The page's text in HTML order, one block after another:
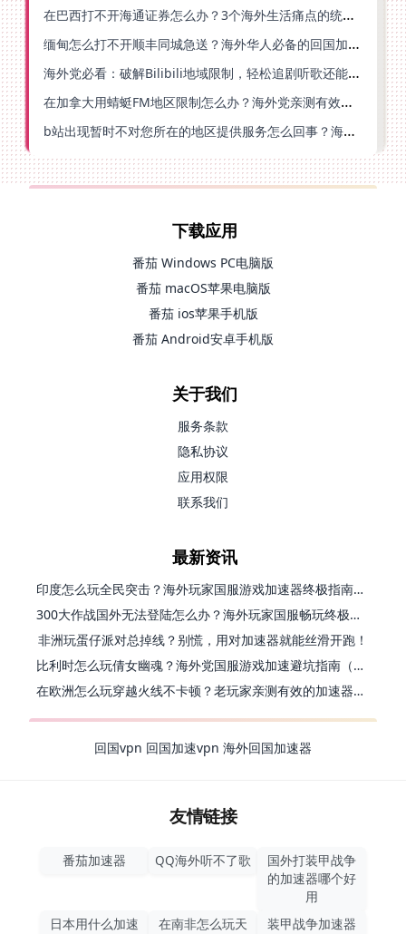
在巴西打不开海通证券怎么办？3个海外生活痛点的统一解决方案
缅甸怎么打不开顺丰同城急送？海外华人必备的回国加速指南（附B站会员游戏解决方案）
海外党必看：破解Bilibili地域限制，轻松追剧听歌还能流畅理财的实用指南
在加拿大用蜻蜓FM地区限制怎么办？海外党亲测有效的回国加速方案
b站出现暂时不对您所在的地区提供服务怎么回事？海外党亲测有效的回国加速方案
下载应用
番茄 Windows PC电脑版
番茄 macOS苹果电脑版
番茄 ios苹果手机版
番茄 Android安卓手机版
关于我们
服务条款
隐私协议
应用权限
联系我们
最新资讯
印度怎么玩全民突击？海外玩家国服游戏加速器终极指南（附原神延迟优化+精灵之境加速器选择）
300大作战国外无法登陆怎么办？海外玩家国服畅玩终极指南（附实测推荐）
非洲玩蛋仔派对总掉线？别慌，用对加速器就能丝滑开跑！
比利时怎么玩倩女幽魂？海外党国服游戏加速避坑指南（附实测推荐）
在欧洲怎么玩穿越火线不卡顿？老玩家亲测有效的加速器选择指南
回国vpn 回国加速vpn 海外回国加速器
友情链接
番茄加速器 QQ海外听不了歌
国外打装甲战争
的加速器哪个好
用
日本用什么加速
在南非怎么玩天
装甲战争加速器